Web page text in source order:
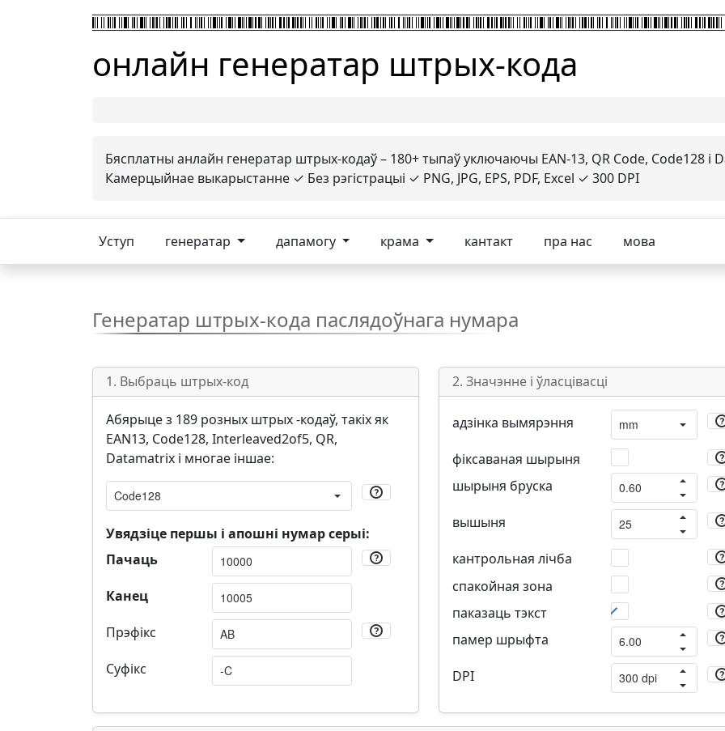
онлайн генератар штрых-кода
Бясплатны анлайн генератар штрых-кодаў – 180+ тыпаў уключаючы EAN-13, QR Code, Code128 і
Камерцыйнае выкарыстанне ✓ Без рэгістрацыі ✓ PNG, JPG, EPS, PDF, Excel ✓ 300 DPI
Уступ генератар дапамогу крама кантакт пра нас мова
Генератар штрых-кода паслядоўнага нумара
1. Выбраць штрых-код
Абярыце з 189 розных штрых -кодаў, такіх як
EAN13, Code128, Interleaved2of5, QR,
Datamatrix і многае іншае:
Увядзіце першы і апошні нумар серыі:
Пачаць
Канец
Прэфікс
Суфікс
2. Значэнне і ўласцівасці
адзінка вымярэння
фіксаваная шырыня
шырыня бруска
вышыня
кантрольная лічба
спакойная зона
паказаць тэкст
памер шрыфта
DPI